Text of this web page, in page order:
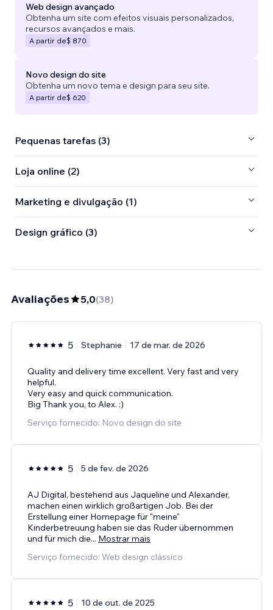
Web design avançado
Obtenha um site com efeitos visuais personalizados,
recursos avançados e mais.
A partir de$ 870
Novo design do site
Obtenha um novo tema e design para seu site.
A partir de$ 620
Pequenas tarefas (3)
Loja online (2)
Marketing e divulgação (1)
Design gráfico (3)
Avaliações 5,0(38)
5 Stephanie 17 de mar. de 2026
Quality and delivery time excellent. Very fast and very
helpful.
Very easy and quick communication.
Big Thank you, to Alex. :)
Serviço fornecido: Novo design do site
5 5 de fev. de 2026
AJ Digital, bestehend aus Jaqueline und Alexander,
machen einen wirklich großartigen Job. Bei der
Erstellung einer Homepage für "meine"
Kinderbetreuung haben sie das Ruder übernommen
und für mich die... Mostrar mais
Serviço fornecido: Web design clássico
5 10 de out. de 2025